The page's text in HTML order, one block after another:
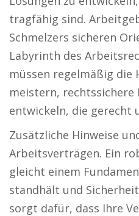
tragfähig sind.
Schmelzers sicheren
Labyrinth des
müssen regelmäßig die
meistern, rechtssichere
entwickeln, die gerecht
Zusätzliche Hinweise
Arbeitsverträgen. Ein
gleicht einem
standhält und
sorgt dafür, dass Ihre